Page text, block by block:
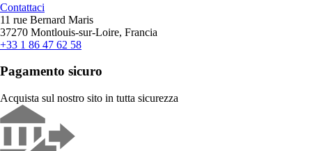
Contattaci
11 rue Bernard Maris
37270 Montlouis-sur-Loire, Francia
+33 1 86 47 62 58
Pagamento sicuro
Acquista sul nostro sito in tutta sicurezza